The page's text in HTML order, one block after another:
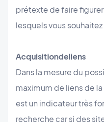
prétexte de faire
lesquels vous
Acquisitiondeliens
Dans la mesure du
maximum de liens de
est un indicateur très
recherche car si des